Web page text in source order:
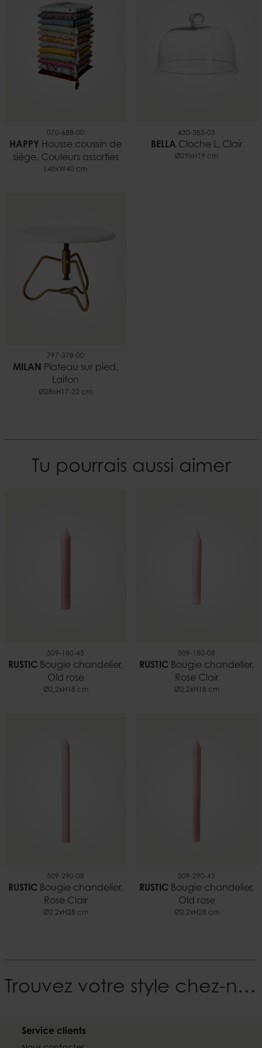
5706294150227
Documents
Bougies et sécurité.pdf
0,09 kg
070-688-00
HAPPY Housse coussin de
siège, Couleurs assorties
L40xW40 cm
430-385-03
BELLA Cloche L, Clair
Ø29xH19 cm
797-378-00
MILAN Plateau sur pied,
Laiton
Ø28xH17-22 cm
Tu pourrais aussi aimer
509-180-45
RUSTIC Bougie chandelier,
Old rose
Ø2,2xH18 cm
509-180-08
RUSTIC Bougie chandelier,
Rose Clair
Ø2,2xH18 cm
509-290-08
RUSTIC Bougie chandelier,
Rose Clair
Ø2,2xH28 cm
509-290-45
RUSTIC Bougie chandelier,
Old rose
Ø2,2xH28 cm
Trouvez votre style chez-nous
Service clients